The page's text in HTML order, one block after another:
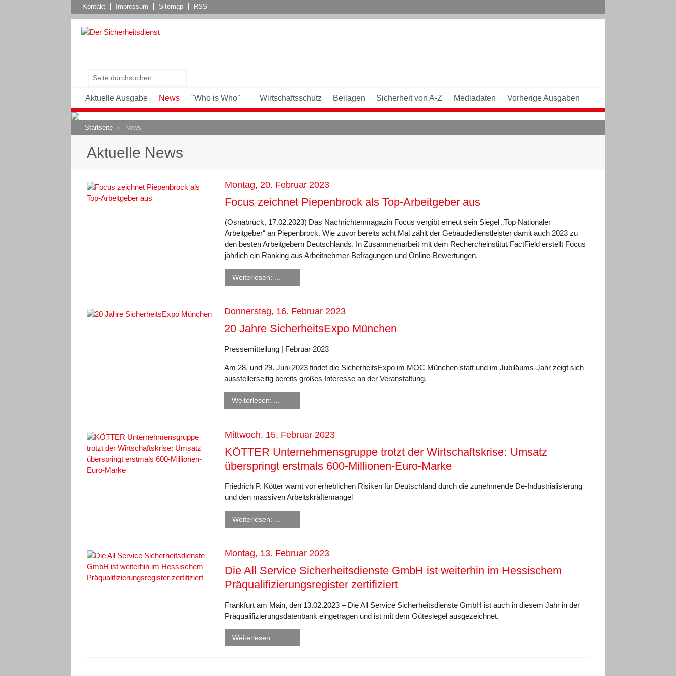
Kontakt Impressum Sitemap RSS
Aktuelle Ausgabe News "Who is Who" Wirtschaftsschutz Beilagen Sicherheit von A-Z Mediadaten Vorherige Ausgaben
Startseite / News
Aktuelle News
Montag, 20. Februar 2023
Focus zeichnet Piepenbrock als Top-Arbeitgeber aus
(Osnabrück, 17.02.2023) Das Nachrichtenmagazin Focus vergibt erneut sein Siegel „Top Nationaler
Arbeitgeber“ an Piepenbrock. Wie zuvor bereits acht Mal zählt der Gebäudedienstleister damit auch 2023 zu
den besten Arbeitgebern Deutschlands. In Zusammenarbeit mit dem Rechercheinstitut FactField erstellt Focus
jährlich ein Ranking aus Arbeitnehmer-Befragungen und Online-Bewertungen.
Weiterlesen: ...
Donnerstag, 16. Februar 2023
20 Jahre SicherheitsExpo München
Pressemitteilung | Februar 2023
Am 28. und 29. Juni 2023 findet die SicherheitsExpo im MOC München statt und im Jubiläums-Jahr zeigt sich
ausstellerseitig bereits großes Interesse an der Veranstaltung.
Weiterlesen: ...
Mittwoch, 15. Februar 2023
KÖTTER Unternehmensgruppe trotzt der Wirtschaftskrise: Umsatz
überspringt erstmals 600-Millionen-Euro-Marke
Friedrich P. Kötter warnt vor erheblichen Risiken für Deutschland durch die zunehmende De-Industrialisierung
und den massiven Arbeitskräftemangel
Weiterlesen: ...
Montag, 13. Februar 2023
Die All Service Sicherheitsdienste GmbH ist weiterhin im Hessischem
Präqualifizierungsregister zertifiziert
Frankfurt am Main, den 13.02.2023 – Die All Service Sicherheitsdienste GmbH ist auch in diesem Jahr in der
Präqualifizierungsdatenbank eingetragen und ist mit dem Gütesiegel ausgezeichnet.
Weiterlesen: ...